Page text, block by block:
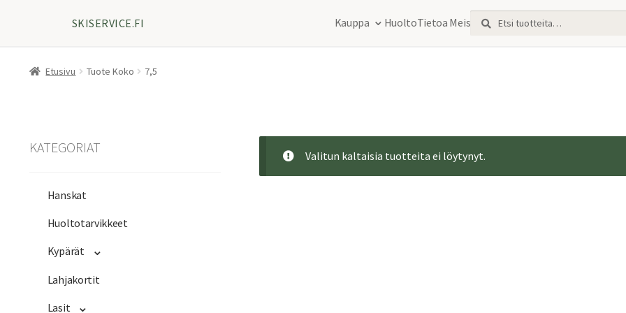
SKISERVICE.FI Kauppa HuoltoTietoa MeistäEtsi:
Haku
Etusivu Tuote Koko 7,5
Valitun kaltaisia tuotteita ei löytynyt.
KATEGORIAT
Hanskat
Huoltotarvikkeet
Kypärät
Lahjakortit
Lasit